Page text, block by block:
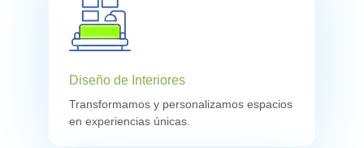
Diseño de Interiores
Transformamos y personalizamos espacios
en experiencias únicas.